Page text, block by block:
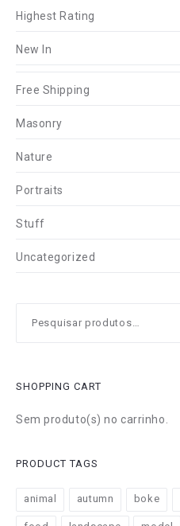
Highest Rating
New In
Free Shipping
Masonry
Nature
Portraits
Stuff
Uncategorized
por:
SHOPPING CART
Sem produto(s) no carrinho.
PRODUCT TAGS
animal autumn boke